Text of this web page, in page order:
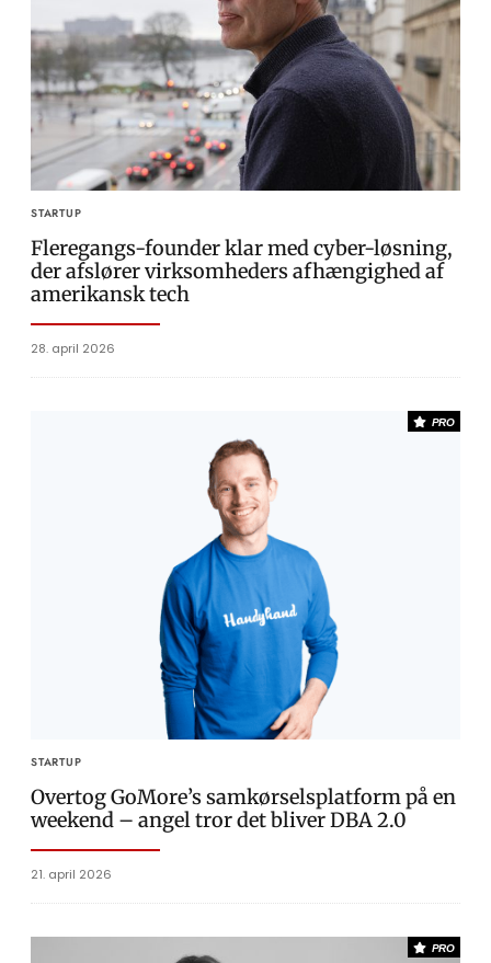
STARTUP
Fleregangs-founder klar med cyber-løsning,
der afslører virksomheders afhængighed af
amerikansk tech
28. april 2026
PRO
STARTUP
Overtog GoMore’s samkørselsplatform på en
weekend – angel tror det bliver DBA 2.0
21. april 2026
PRO